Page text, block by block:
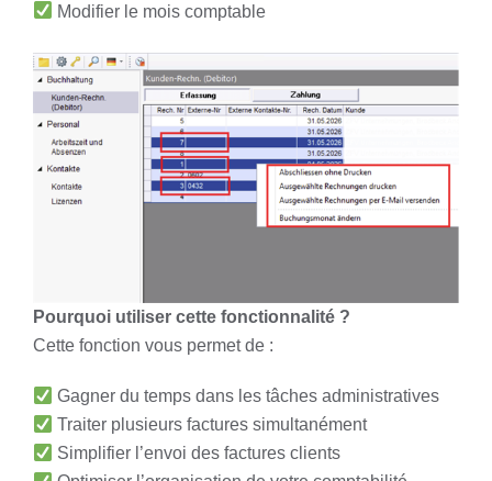
Modifier le mois comptable
Pourquoi utiliser cette fonctionnalité ?
Cette fonction vous permet de :
Gagner du temps dans les tâches administratives
Traiter plusieurs factures simultanément
Simplifier l’envoi des factures clients